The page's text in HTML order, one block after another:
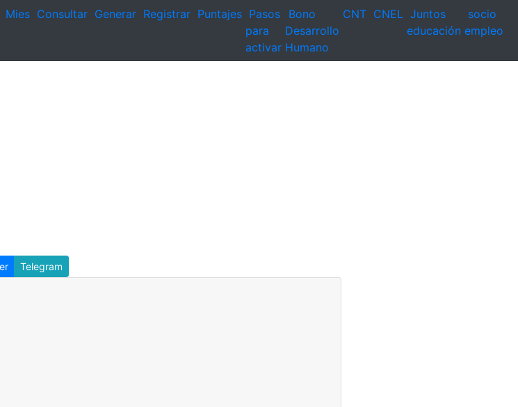
Mies Consultar Generar Registrar Puntajes Pasos
para
activar
Bono
Desarrollo
Humano
CNT CNEL Juntos
educación
socio
empleo
Telegram